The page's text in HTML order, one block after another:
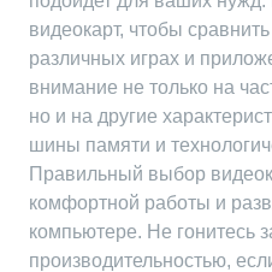
видеокарт, чтобы
различных играх и
внимание не только на
но и на другие
шины памяти и
Правильный выбор
комфортной работы и
компьютере. Не гонитесь
производительностью,